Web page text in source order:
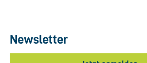
Newsletter